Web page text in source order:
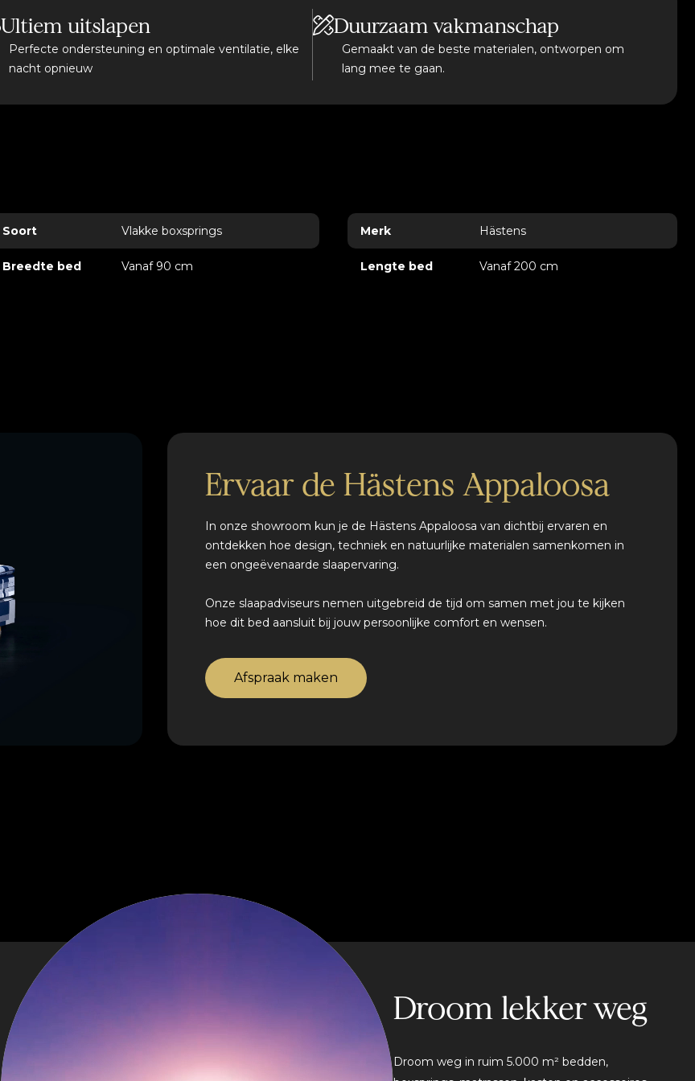
Onder de expressieve buitenkant werken drie afzonderlijke veersystemen samen
als één geheel. Deze systemen zijn nauwkeurig op elkaar afgestemd en zorgen
ervoor dat elk deel van het lichaam exact de juiste ondersteuning krijgt. Daarboven
bevinden zich 37 weelderige lagen van de beste natuurlijke materialen, met als
liggevoel.
kenmerkend is voor Hästens op het hoogste niveau.
Een naam met betekenis
Ultiem uitslapen
Perfecte ondersteuning en optimale ventilatie, elke
nacht opnieuw
Duurzaam vakmanschap
Gemaakt van de beste materialen, ontworpen om
lang mee te gaan.
Soort Vlakke boxsprings Merk Hästens
Breedte bed Vanaf 90 cm Lengte bed Vanaf 200 cm
Ervaar de Hästens Appaloosa
In onze showroom kun je de Hästens Appaloosa van dichtbij ervaren en
ontdekken hoe design, techniek en natuurlijke materialen samenkomen in
een ongeëvenaarde slaapervaring.
Onze slaapadviseurs nemen uitgebreid de tijd om samen met jou te kijken
hoe dit bed aansluit bij jouw persoonlijke comfort en wensen.
Afspraak maken
Droom lekker weg
Droom weg in ruim 5.000 m² bedden,